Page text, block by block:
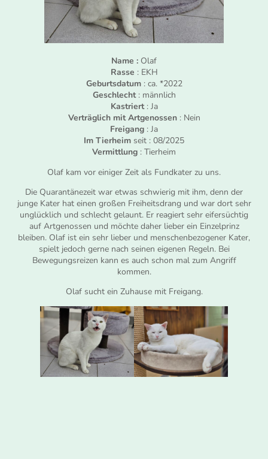
Name : Olaf
Rasse : EKH
Geburtsdatum: ca. *2022
Geschlecht: männlich
Kastriert: Ja
Verträglich mit Artgenossen : Nein
Freigang : Ja
Im Tierheim seit : 08/2025
Vermittlung : Tierheim
Olaf kam vor einiger Zeit als Fundkater zu uns.
Die Quarantänezeit war etwas schwierig mit ihm, denn der
junge Kater hat einen großen Freiheitsdrang und war dort sehr
unglücklich und schlecht gelaunt. Er reagiert sehr eifersüchtig
auf Artgenossen und möchte daher lieber ein Einzelprinz
bleiben. Olaf ist ein sehr lieber und menschenbezogener Kater,
spielt jedoch gerne nach seinen eigenen Regeln. Bei
Bewegungsreizen kann es auch schon mal zum Angriff
kommen.
Olaf sucht ein Zuhause mit Freigang.